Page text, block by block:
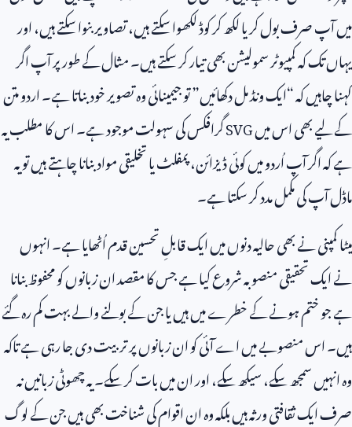
میں آپ صرف بول کر یا لکھ کر کوڈ لکھوا سکتے ہیں، تصاویر بنوا سکتے ہیں، اور
یہاں تک کہ کمپیوٹر سمولیشن بھی تیار کر سکتے ہیں۔ مثال کے طور پر آپ اگر
کہنا چاہیں کہ “ایک ونڈ مل دکھائیں” تو جیمینائی وہ تصویر خود بناتا ہے۔ اردو متن
کے لیے بھی اس میںSVGگرافکس کی سہولت موجود ہے۔ اس کا مطلب یہ
ہے کہ اگر آپ اُردو میں کوئی ڈیزائن، پمفلٹ یا تخلیقی مواد بنانا چاہتے ہیں تو یہ
ماڈل آپ کی مکمل مدد کر سکتا ہے۔
میٹا کمپنی نے بھی حالیہ دنوں میں ایک قابلِ تحسین قدم اُٹھایا ہے۔ انہوں
نے ایک تحقیقی منصوبہ شروع کیا ہے جس کا مقصد ان زبانوں کو محفوظ بنانا
ہے جو ختم ہونے کے خطرے میں ہیں یا جن کے بولنے والے بہت کم رہ گئے
ہیں۔ اس منصوبے میں اے آئی کو ان زبانوں پر تربیت دی جا رہی ہے تاکہ
وہ انہیں سمجھ سکے، سیکھ سکے، اور ان میں بات کر سکے۔ یہ چھوٹی زبانیں نہ
صرف ایک ثقافتی ورثہ ہیں بلکہ وہ ان اقوام کی شناخت بھی ہیں جن کے لوگ